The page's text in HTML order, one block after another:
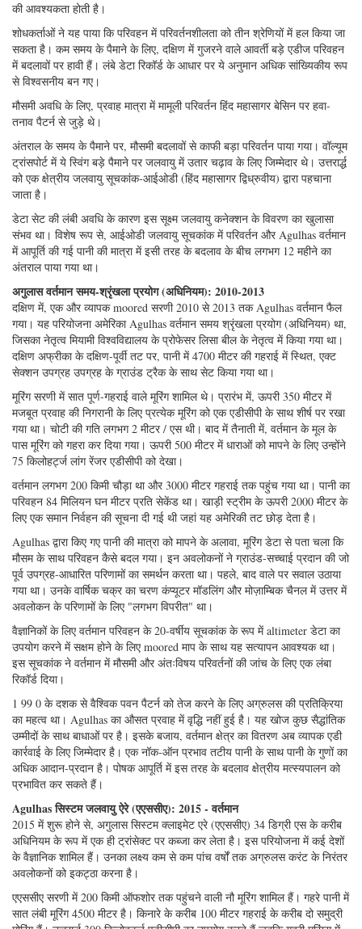
तक फैलता है। चूंकि उपलब्ध रिकॉर्ड बढ़ गया, डच वैज्ञानिकों ने चैनल के माध्यम से
वॉल्यूम परिवहन के विभिन्न पहलुओं की जांच की। विशेष रूप से, भूमध्य रेखा और
इंडोनेशियाई क्षेत्रों में दूरस्थ वर्तमान प्रणालियों के साथ लिंक देखने के लिए इस दीर्घायु
की आवश्यकता होती है।
शोधकर्ताओं ने यह पाया कि परिवहन में परिवर्तनशीलता को तीन श्रेणियों में हल किया जा
सकता है। कम समय के पैमाने के लिए, दक्षिण में गुजरने वाले आवर्ती बड़े एडीज परिवहन
में बदलावों पर हावी हैं। लंबे डेटा रिकॉर्ड के आधार पर ये अनुमान अधिक सांख्यिकीय रूप
से विश्वसनीय बन गए।
मौसमी अवधि के लिए, प्रवाह मात्रा में मामूली परिवर्तन हिंद महासागर बेसिन पर हवा-
तनाव पैटर्न से जुड़े थे।
अंतराल के समय के पैमाने पर, मौसमी बदलावों से काफी बड़ा परिवर्तन पाया गया। वॉल्यूम
ट्रांसपोर्ट में ये स्विंग बड़े पैमाने पर जलवायु में उतार चढ़ाव के लिए जिम्मेदार थे। उत्तरार्द्ध
को एक क्षेत्रीय जलवायु सूचकांक-आईओडी (हिंद महासागर द्विध्रुवीय) द्वारा पहचाना
जाता है।
डेटा सेट की लंबी अवधि के कारण इस सूक्ष्म जलवायु कनेक्शन के विवरण का खुलासा
संभव था। विशेष रूप से, आईओडी जलवायु सूचकांक में परिवर्तन और Agulhas वर्तमान
में आपूर्ति की गई पानी की मात्रा में इसी तरह के बदलाव के बीच लगभग 12 महीने का
अंतराल पाया गया था।
अगुलास वर्तमान समय-श्रृंखला प्रयोग (अधिनियम): 2010-2013
दक्षिण में, एक और व्यापक moored सरणी 2010 से 2013 तक Agulhas वर्तमान फैल
गया। यह परियोजना अमेरिका Agulhas वर्तमान समय श्रृंखला प्रयोग (अधिनियम) था,
जिसका नेतृत्व मियामी विश्वविद्यालय के प्रोफेसर लिसा बील के नेतृत्व में किया गया था।
दक्षिण अफ्रीका के दक्षिण-पूर्वी तट पर, पानी में 4700 मीटर की गहराई में स्थित, एक्ट
सेक्शन उपग्रह उपग्रह के ग्राउंड ट्रैक के साथ सेट किया गया था।
मूरिंग सरणी में सात पूर्ण-गहराई वाले मूरिंग शामिल थे। प्रारंभ में, ऊपरी 350 मीटर में
मजबूत प्रवाह की निगरानी के लिए प्रत्येक मूरिंग को एक एडीसीपी के साथ शीर्ष पर रखा
गया था। चोटी की गति लगभग 2 मीटर / एस थी। बाद में तैनाती में, वर्तमान के मूल के
पास मूरिंग को गहरा कर दिया गया। ऊपरी 500 मीटर में धाराओं को मापने के लिए उन्होंने
75 किलोहर्ट्ज लांग रेंजर एडीसीपी को देखा।
वर्तमान लगभग 200 किमी चौड़ा था और 3000 मीटर गहराई तक पहुंच गया था। पानी का
परिवहन 84 मिलियन घन मीटर प्रति सेकेंड था। खाड़ी स्ट्रीम के ऊपरी 2000 मीटर के
लिए एक समान निर्वहन की सूचना दी गई थी जहां यह अमेरिकी तट छोड़ देता है।
Agulhas द्वारा किए गए पानी की मात्रा को मापने के अलावा, मूरिंग डेटा से पता चला कि
मौसम के साथ परिवहन कैसे बदल गया। इन अवलोकनों ने ग्राउंड-सच्चाई प्रदान की जो
पूर्व उपग्रह-आधारित परिणामों का समर्थन करता था। पहले, बाद वाले पर सवाल उठाया
गया था। उनके वार्षिक चक्र का चरण कंप्यूटर मॉडलिंग और मोज़ाम्बिक चैनल में उत्तर में
अवलोकन के परिणामों के लिए "लगभग विपरीत" था।
वैज्ञानिकों के लिए वर्तमान परिवहन के 20-वर्षीय सूचकांक के रूप में altimeter डेटा का
उपयोग करने में सक्षम होने के लिए moored माप के साथ यह सत्यापन आवश्यक था।
इस सूचकांक ने वर्तमान में मौसमी और अंतःविषय परिवर्तनों की जांच के लिए एक लंबा
रिकॉर्ड दिया।
1 99 0 के दशक से वैश्विक पवन पैटर्न को तेज करने के लिए अग्रुलस की प्रतिक्रिया
का महत्व था। Agulhas का औसत प्रवाह में वृद्धि नहीं हुई है। यह खोज कुछ सैद्धांतिक
उम्मीदों के साथ बाधाओं पर है। इसके बजाय, वर्तमान क्षेत्र का वितरण अब व्यापक एडी
कार्रवाई के लिए जिम्मेदार है। एक नॉक-ऑन प्रभाव तटीय पानी के साथ पानी के गुणों का
अधिक आदान-प्रदान है। पोषक आपूर्ति में इस तरह के बदलाव क्षेत्रीय मत्स्यपालन को
प्रभावित कर सकते हैं।
Agulhas सिस्टम जलवायु ऐरे (एएससीए): 2015 - वर्तमान
2015 में शुरू होने से, अगुलास सिस्टम क्लाइमेट एरे (एएससीए) 34 डिग्री एस के करीब
अधिनियम के रूप में एक ही ट्रांसेक्ट पर कब्जा कर लेता है। इस परियोजना में कई देशों
के वैज्ञानिक शामिल हैं। उनका लक्ष्य कम से कम पांच वर्षों तक अग्रुलस करंट के निरंतर
अवलोकनों को इकट्ठा करना है।